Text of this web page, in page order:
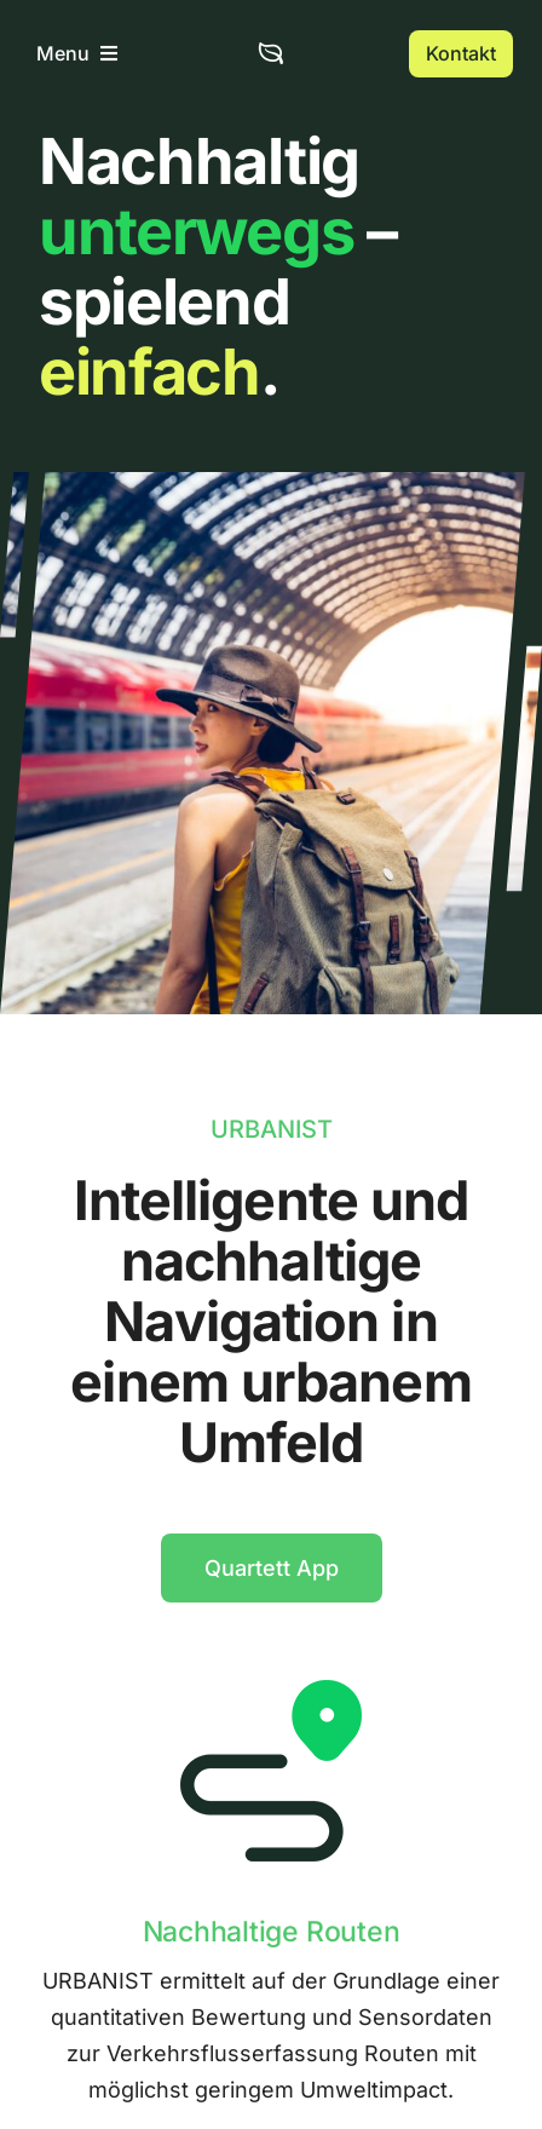
InhaltMenu
Home
Über uns
Urbanlist
Kontakt
Nachhaltig
unterwegs–
spielend
einfach.
URBANIST
Intelligente und
nachhaltige
Navigation in
einem urbanem
Umfeld
Quartett App
Nachhaltige Routen
URBANIST ermittelt auf der Grundlage einer
quantitativen Bewertung und Sensordaten
zur Verkehrsflusserfassung Routen mit
möglichst geringem Umweltimpact.